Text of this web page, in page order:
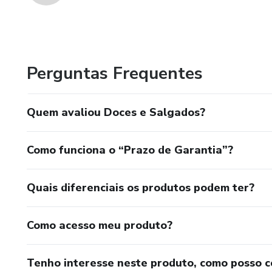
Perguntas Frequentes
Quem avaliou Doces e Salgados?
Como funciona o “Prazo de Garantia”?
Quais diferenciais os produtos podem ter?
Como acesso meu produto?
Tenho interesse neste produto, como posso